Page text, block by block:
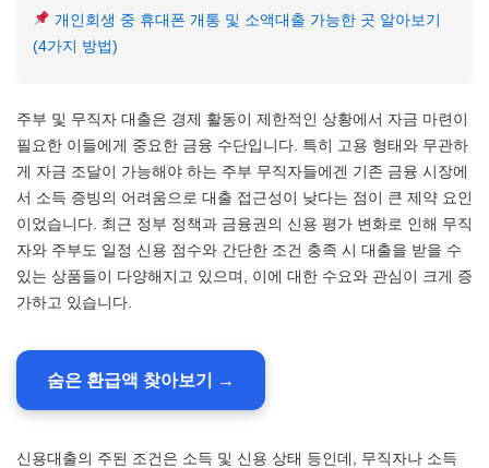
개인회생 중 휴대폰 개통 및 소액대출 가능한 곳 알아보기
(4가지 방법)
주부 및 무직자 대출은 경제 활동이 제한적인 상황에서 자금 마련이
필요한 이들에게 중요한 금융 수단입니다. 특히 고용 형태와 무관하
게 자금 조달이 가능해야 하는 주부 무직자들에겐 기존 금융 시장에
서 소득 증빙의 어려움으로 대출 접근성이 낮다는 점이 큰 제약 요인
이었습니다. 최근 정부 정책과 금융권의 신용 평가 변화로 인해 무직
자와 주부도 일정 신용 점수와 간단한 조건 충족 시 대출을 받을 수
있는 상품들이 다양해지고 있으며, 이에 대한 수요와 관심이 크게 증
가하고 있습니다.
숨은 환급액 찾아보기 →
신용대출의 주된 조건은 소득 및 신용 상태 등인데, 무직자나 소득